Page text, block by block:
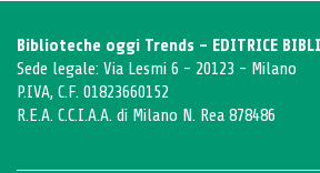
Biblioteche oggi Trends - EDITRICE
Sede legale: Via Lesmi 6 - 20123 - Milano
P.IVA, C.F. 01823660152
R.E.A. C.C.I.A.A. di Milano N. Rea 878486